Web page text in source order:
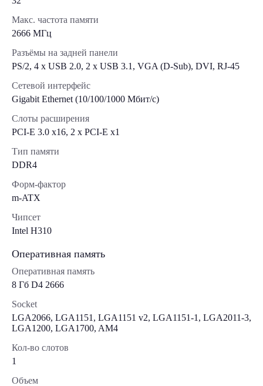
Макс. частота памяти
2666 МГц
Разъёмы на задней панели
PS/2, 4 x USB 2.0, 2 x USB 3.1, VGA (D-Sub), DVI, RJ-45
Сетевой интерфейс
Gigabit Ethernet (10/100/1000 Мбит/с)
Слоты расширения
PCI-E 3.0 x16, 2 x PCI-E x1
Тип памяти
DDR4
Форм-фактор
m-ATX
Чипсет
Intel H310
Оперативная память
Оперативная память
8 Гб D4 2666
Socket
LGA2066, LGA1151, LGA1151 v2, LGA1151-1, LGA2011-3,
LGA1200, LGA1700, AM4
Кол-во слотов
1
Объем